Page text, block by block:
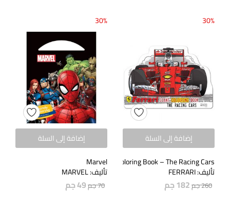
30%
إضافة إلى السلة
Ferrari Giant Coloring Book – The Racing Cars
تأليف: FERRARI
260جم182جم
30%
إضافة إلى السلة
Marvel
تأليف: MARVEL
70جم49جم